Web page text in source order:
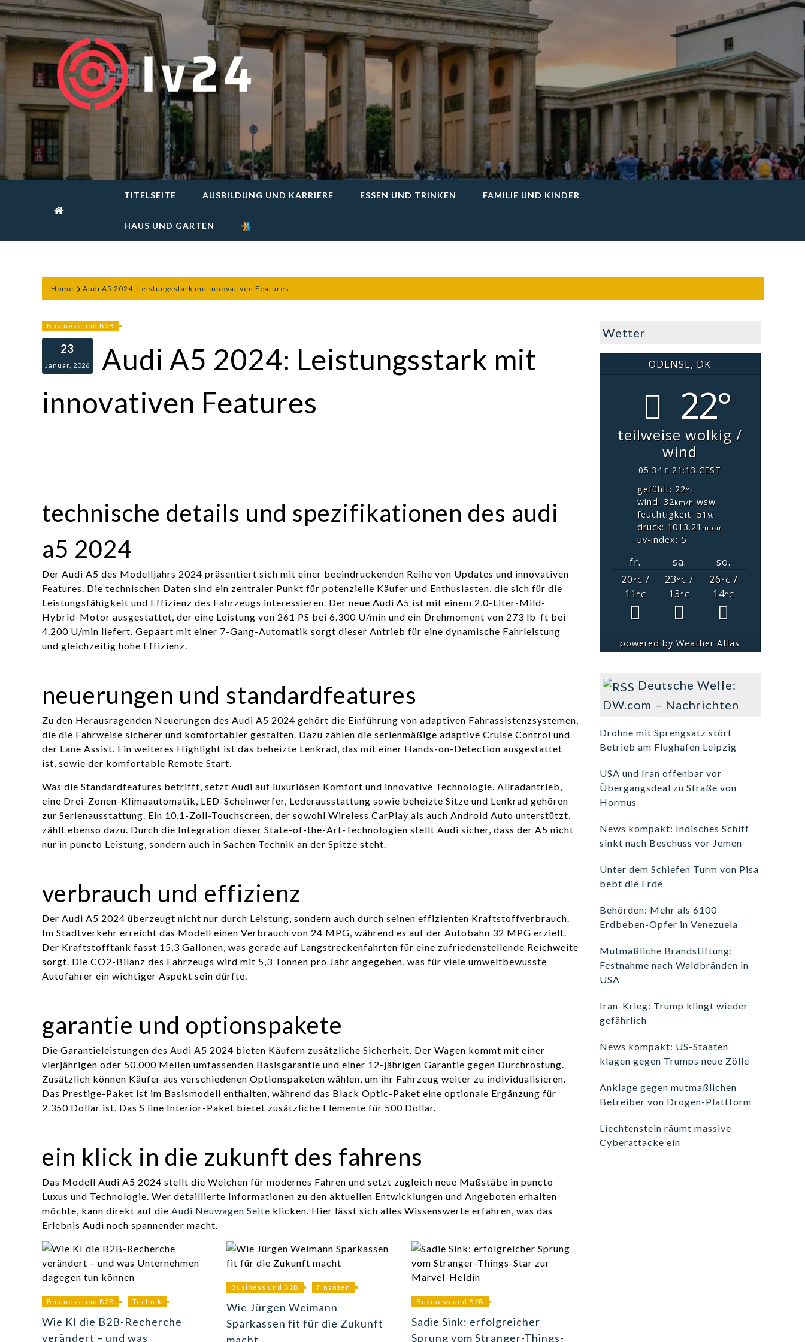
Skip
to
content
Iv24
TITELSEITE AUSBILDUNG UND KARRIERE ESSEN UND TRINKEN FAMILIE UND KINDER
HAUS UND GARTEN
Home Audi A5 2024: Leistungsstark mit innovativen Features
Business und B2B
23
Januar, 2026
Audi A5 2024: Leistungsstark mit
innovativen Features
technische details und spezifikationen des audi
a5 2024
Der Audi A5 des Modelljahrs 2024 präsentiert sich mit einer beeindruckenden Reihe von Updates und innovativen
Features. Die technischen Daten sind ein zentraler Punkt für potenzielle Käufer und Enthusiasten, die sich für die
Leistungsfähigkeit und Effizienz des Fahrzeugs interessieren. Der neue Audi A5 ist mit einem 2,0-Liter-Mild-
Hybrid-Motor ausgestattet, der eine Leistung von 261 PS bei 6.300 U/min und ein Drehmoment von 273 lb-ft bei
4.200 U/min liefert. Gepaart mit einer 7-Gang-Automatik sorgt dieser Antrieb für eine dynamische Fahrleistung
und gleichzeitig hohe Effizienz.
neuerungen und standardfeatures
Zu den Herausragenden Neuerungen des Audi A5 2024 gehört die Einführung von adaptiven Fahrassistenzsystemen,
die die Fahrweise sicherer und komfortabler gestalten. Dazu zählen die serienmäßige adaptive Cruise Control und
der Lane Assist. Ein weiteres Highlight ist das beheizte Lenkrad, das mit einer Hands-on-Detection ausgestattet
ist, sowie der komfortable Remote Start.
Was die Standardfeatures betrifft, setzt Audi auf luxuriösen Komfort und innovative Technologie. Allradantrieb,
eine Drei-Zonen-Klimaautomatik, LED-Scheinwerfer, Lederausstattung sowie beheizte Sitze und Lenkrad gehören
zur Serienausstattung. Ein 10,1-Zoll-Touchscreen, der sowohl Wireless CarPlay als auch Android Auto unterstützt,
zählt ebenso dazu. Durch die Integration dieser State-of-the-Art-Technologien stellt Audi sicher, dass der A5 nicht
nur in puncto Leistung, sondern auch in Sachen Technik an der Spitze steht.
verbrauch und effizienz
Der Audi A5 2024 überzeugt nicht nur durch Leistung, sondern auch durch seinen effizienten Kraftstoffverbrauch.
Im Stadtverkehr erreicht das Modell einen Verbrauch von 24 MPG, während es auf der Autobahn 32 MPG erzielt.
Der Kraftstofftank fasst 15,3 Gallonen, was gerade auf Langstreckenfahrten für eine zufriedenstellende Reichweite
sorgt. Die CO2-Bilanz des Fahrzeugs wird mit 5,3 Tonnen pro Jahr angegeben, was für viele umweltbewusste
Autofahrer ein wichtiger Aspekt sein dürfte.
garantie und optionspakete
Die Garantieleistungen des Audi A5 2024 bieten Käufern zusätzliche Sicherheit. Der Wagen kommt mit einer
vierjährigen oder 50.000 Meilen umfassenden Basisgarantie und einer 12-jährigen Garantie gegen Durchrostung.
Zusätzlich können Käufer aus verschiedenen Optionspaketen wählen, um ihr Fahrzeug weiter zu individualisieren.
Das Prestige-Paket ist im Basismodell enthalten, während das Black Optic-Paket eine optionale Ergänzung für
2.350 Dollar ist. Das S line Interior-Paket bietet zusätzliche Elemente für 500 Dollar.
ein klick in die zukunft des fahrens
Das Modell Audi A5 2024 stellt die Weichen für modernes Fahren und setzt zugleich neue Maßstäbe in puncto
Luxus und Technologie. Wer detaillierte Informationen zu den aktuellen Entwicklungen und Angeboten erhalten
möchte, kann direkt auf die Audi Neuwagen Seite klicken. Hier lässt sich alles Wissenswerte erfahren, was das
Erlebnis Audi noch spannender macht.
Business und B2B Technik
Wie KI die B2B-Recherche
verändert – und was
Business und B2B Finanzen
Wie Jürgen Weimann
Sparkassen fit für die Zukunft
Business und B2B
Sadie Sink: erfolgreicher
Sprung vom Stranger-Things-
Wetter
ODENSE, DK
22°
teilweise wolkig /
wind
05:34
21:13 CEST
gefühlt: 22°c
wind: 32km/h wsw
feuchtigkeit: 51 %
druck: 1013.21 mbar
uv-index: 5
fr. sa.
so.
20°C/
11 °C
23°C /
13°C
26°C /
14°C
powered byWeather Atlas
Deutsche Welle:
DW.com – Nachrichten
Drohne mit Sprengsatz stört
Betrieb am Flughafen Leipzig
USA und Iran offenbar vor
Übergangsdeal zu Straße von
Hormus
News kompakt: Indisches Schiff
sinkt nach Beschuss vor Jemen
Unter dem Schiefen Turm von Pisa
bebt die Erde
Behörden: Mehr als 6100
Erdbeben-Opfer in Venezuela
Mutmaßliche Brandstiftung:
Festnahme nach Waldbränden in
USA
Iran-Krieg: Trump klingt wieder
gefährlich
News kompakt: US-Staaten
klagen gegen Trumps neue Zölle
Anklage gegen mutmaßlichen
Betreiber von Drogen-Plattform
Liechtenstein räumt massive
Cyberattacke ein